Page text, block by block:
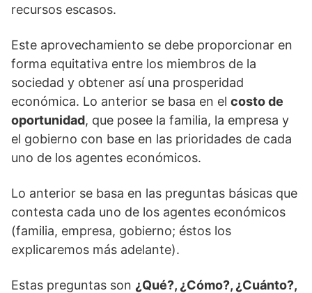
recursos escasos.
Este aprovechamiento se debe proporcionar en
forma equitativa entre los miembros de la
sociedad y obtener así una prosperidad
económica. Lo anterior se basa en el costo de
oportunidad, que posee la familia, la empresa y
el gobierno con base en las prioridades de cada
uno de los agentes económicos.
Lo anterior se basa en las preguntas básicas que
contesta cada uno de los agentes económicos
(familia, empresa, gobierno; éstos los
explicaremos más adelante).
Estas preguntas son ¿Qué?, ¿Cómo?, ¿Cuánto?,